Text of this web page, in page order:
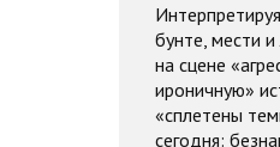
бунте, мести
на сцене
ироничную»
«сплетены
сегодня: